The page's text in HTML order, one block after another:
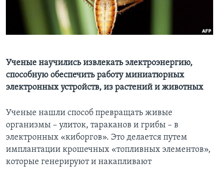
Learning English
Языки
Ученые научились извлекать электроэнергию,
способную обеспечить работу миниатюрных
электронных устройств, из растений и животных
Ученые нашли способ превращать живые
организмы – улиток, тараканов и грибы – в
электронных «киборгов». Это делается путем
имплантации крошечных «топливных элементов»,
которые генерируют и накапливают